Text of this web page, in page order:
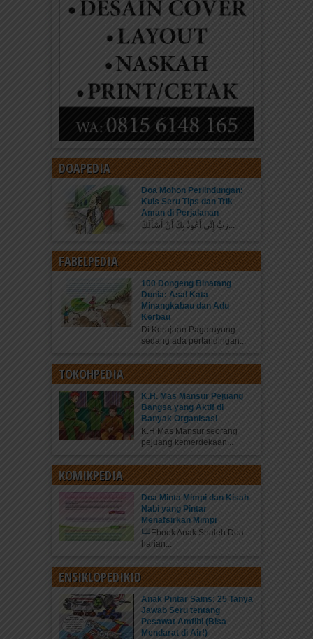
DOAPEDIA
Doa Mohon Perlindungan:
Kuis Seru Tips dan Trik
Aman di Perjalanan
رَبِّ إِنِّي أَعُوذُ بِكَ أَنْ أَسْأَلَكَ...
FABELPEDIA
100 Dongeng Binatang
Dunia: Asal Kata
Minangkabau dan Adu
Kerbau
Di Kerajaan Pagaruyung
sedang ada pertandingan...
TOKOHPEDIA
K.H. Mas Mansur Pejuang
Bangsa yang Aktif di
Banyak Organisasi
K.H Mas Mansur seorang
pejuang kemerdekaan...
KOMIKPEDIA
Doa Minta Mimpi dan Kisah
Nabi yang Pintar
Menafsirkan Mimpi
Ebook Anak Shaleh Doa
harian...
ENSIKLOPEDIKID
Anak Pintar Sains: 25 Tanya
Jawab Seru tentang
Pesawat Amfibi (Bisa
Mendarat di Air!)